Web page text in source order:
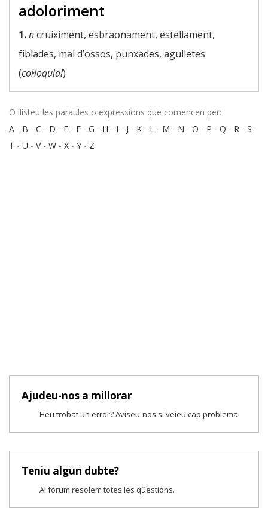
adoloriment
1.ncruiximent, esbraonament, estellament,
fiblades, mal d’ossos, punxades, agulletes
(col·loquial)
O llisteu les paraules o expressions que comencen per:
A - B - C - D - E - F - G - H - I - J - K - L - M - N - O - P - Q - R - S -
T - U - V- W - X - Y - Z
Ajudeu-nos a millorar
Heu trobat un error? Aviseu-nos si veieu cap problema.
Teniu algun dubte?
Al fòrum resolem totes les qüestions.